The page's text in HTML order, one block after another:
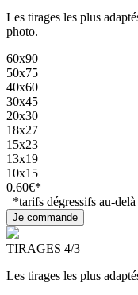
Les tirages les plus
photo.
60x90
50x75
40x60
30x45
20x30
18x27
15x23
13x19
10x15
0.60€*
*tarifs dégressifs au-
TIRAGES 4/3
Les tirages les plus